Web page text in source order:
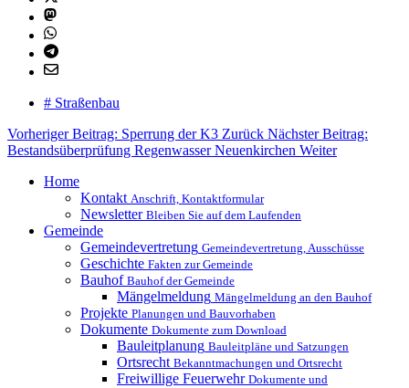
# Straßenbau
Vorheriger Beitrag: Sperrung der K3 Zurück Nächster Beitrag:
Bestandsüberprüfung Regenwasser Neuenkirchen Weiter
Home
Kontakt Anschrift, Kontaktformular
Newsletter Bleiben Sie auf dem Laufenden
Gemeinde
Gemeindevertretung Gemeindevertretung, Ausschüsse
Geschichte Fakten zur Gemeinde
Bauhof Bauhof der Gemeinde
Mängelmeldung Mängelmeldung an den Bauhof
Projekte Planungen und Bauvorhaben
Dokumente Dokumente zum Download
Bauleitplanung Bauleitpläne und Satzungen
Ortsrecht Bekanntmachungen und Ortsrecht
Freiwillige Feuerwehr Dokumente und